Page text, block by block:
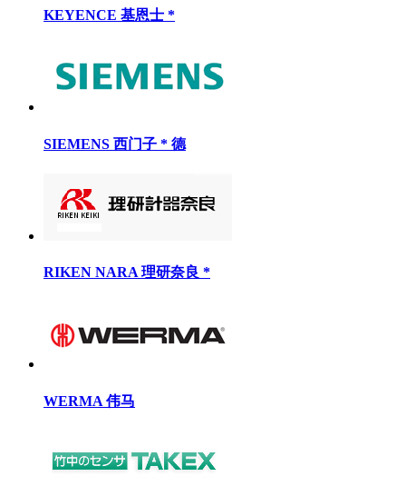
KEYENCE 基恩士 *
SIEMENS 西门子 * 德
RIKEN NARA 理研奈良 *
WERMA 伟马